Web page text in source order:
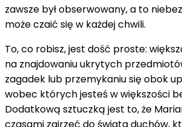
zawsze był obserwowany, a to
może czaić się w każdej chwili.
To, co robisz, jest dość proste:
na znajdowaniu ukrytych
zagadek lub przemykaniu się obok
wobec których jesteś w większości
Dodatkową sztuczką jest to, że
czasami zajrzeć do świata duchów,